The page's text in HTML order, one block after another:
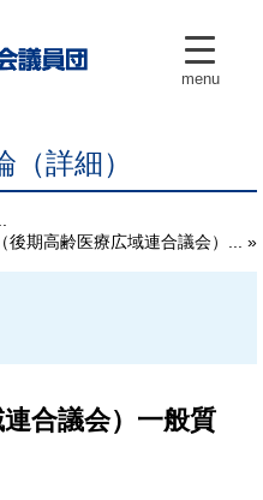
menu
詳細）
（後期高齢医療広域連合議会）... »
連合議会）一般質